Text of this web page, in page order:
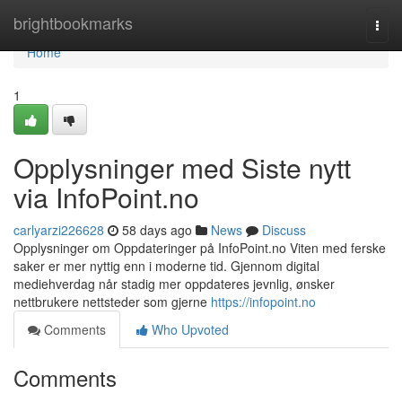
brightbookmarks
Home
Home
1
Opplysninger med Siste nytt
via InfoPoint.no
carlyarzi226628 58 days ago News
Discuss
Opplysninger om Oppdateringer på InfoPoint.no Viten med ferske
saker er mer nyttig enn i moderne tid. Gjennom digital
mediehverdag når stadig mer oppdateres jevnlig, ønsker
nettbrukere nettsteder som gjerne https://infopoint.no
Comments
Who Upvoted
Comments